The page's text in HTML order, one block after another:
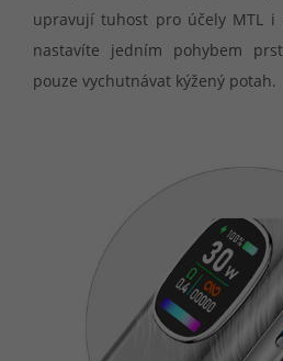
upravují tuhost pro účely MTL i
nastavíte jedním pohybem
pouze vychutnávat kýžený potah.